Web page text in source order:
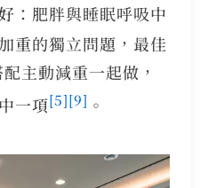
：肥胖與睡眠呼吸中
重的獨立問題，最佳
主動減重一起做，
一項[5][9] 。